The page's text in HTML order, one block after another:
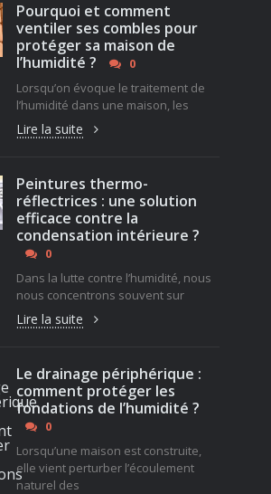
Pourquoi et comment
ventiler ses combles pour
protéger sa maison de
l’humidité ?
0
Lorsqu’on évoque le traitement de
l’humidité dans une maison, les
Lire la suite
Peintures thermo-
réflectrices : une solution
efficace contre la
condensation intérieure ?
0
Dans la lutte contre l’humidité, nous
nous concentrons souvent sur
Lire la suite
Le drainage périphérique :
comment protéger les
fondations de l’humidité ?
0
Lorsqu’une maison est construite,
elle vient perturber l’écoulement
naturel des